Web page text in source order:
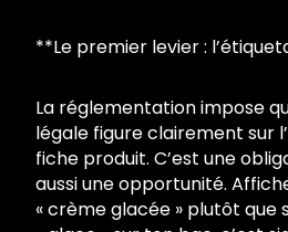
**Le premier levier :
La réglementation impose
légale figure clairement sur
fiche produit. C’est une
aussi une opportunité.
« crème glacée » plutôt que